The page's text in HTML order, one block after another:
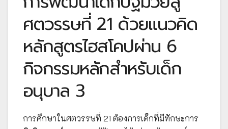
ศตวรรษที่ 21 ด้วยแนวคิด
หลักสูตรไฮสโคปผ่าน 6
กิจกรรมหลักสำหรับเด็ก
อนุบาล 3
การศึกษาในศตวรรษที่ 21 ต้องการเด็กที่มีทักษะการ